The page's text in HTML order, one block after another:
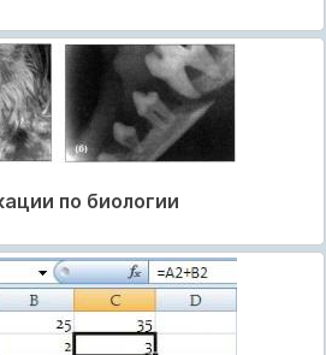
по биологии